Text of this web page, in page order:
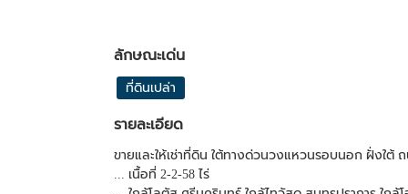
ลักษณะเด่น
ที่ดินเปล่า
รายละเอียด
ขายและให้เช่าที่ดิน ใต้ทางด่วนวงแหวนรอบนอก ฝั่งใต้
... เนื้อที่ 2-2-58 ไร่